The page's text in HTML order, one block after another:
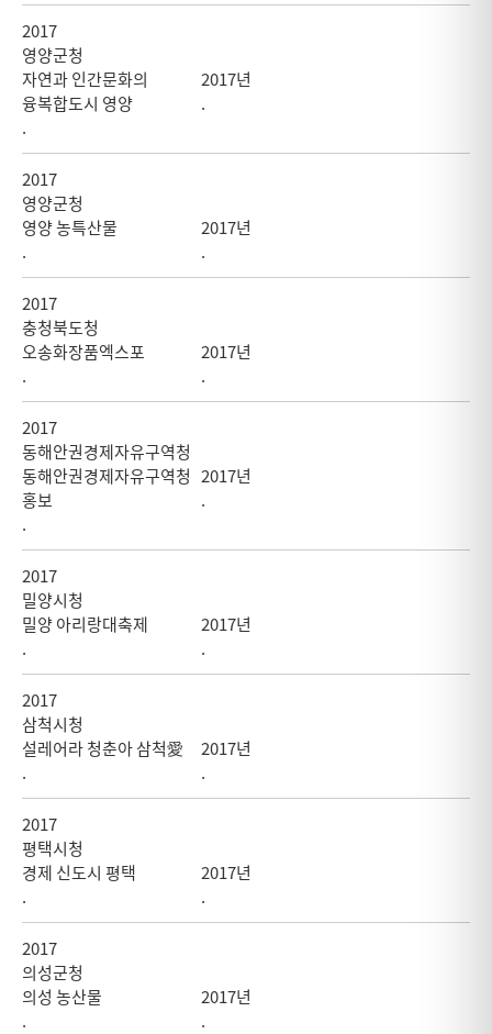
2017
영양군청
자연과 인간문화의
융복합도시 영양
2017년
.
.
2017
영양군청
영양 농특산물
2017년
.
.
2017
충청북도청
오송화장품엑스포
2017년
.
.
2017
동해안권경제자유구역청
동해안권경제자유구역청
홍보
2017년
.
.
2017
밀양시청
밀양 아리랑대축제
2017년
.
.
2017
삼척시청
설레어라 청춘아 삼척愛
2017년
.
.
2017
평택시청
경제 신도시 평택
2017년
.
.
2017
의성군청
의성 농산물
2017년
.
.